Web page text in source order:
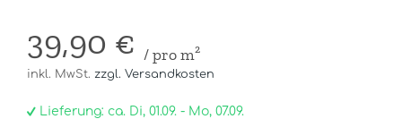
39,90 € / pro m²
inkl. MwSt. zzgl. Versandkosten
Lieferung: ca. Di, 01.09. - Mo, 07.09.